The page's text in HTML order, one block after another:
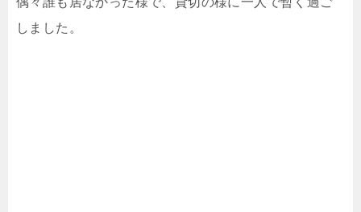
しました。